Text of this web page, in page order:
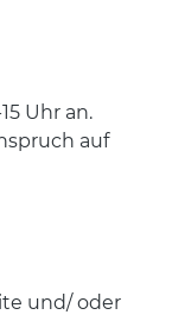
Uhr an.
auf
und/ oder